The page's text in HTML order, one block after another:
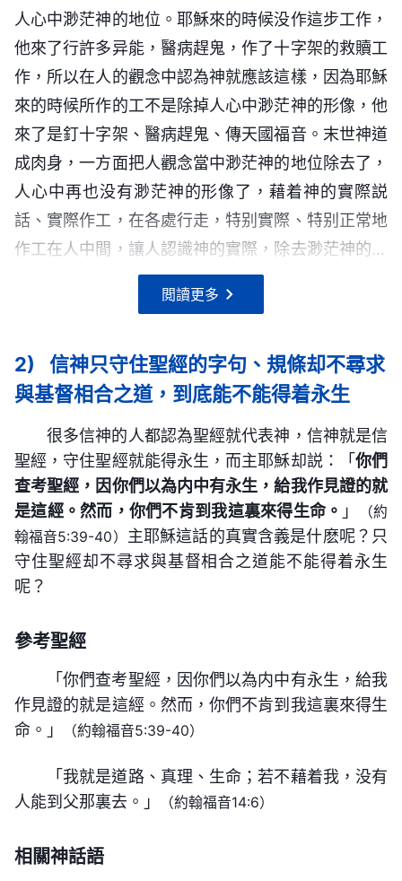
反省嗎？就不能使你領悟出其中的奥秘嗎？你能自己
將自己送到天上去見神嗎？没有神的來到你能將自己
帶入天堂與神同享天倫之樂嗎？現在你還在做夢嗎？
那我勸你，你這夢該停止了，你該看看現在是誰在作
工，現在是誰在作末世拯救人的工作，否則你就永遠
不能得着真理，永遠不能得着生命了。
的供應。基督末世來到是要向所有凡是真心相信他的
人來供應生命的，這工作是為了結束舊時代進入新時
代而有的工作，是所有進入新時代的人的必經之路，
你不能承認而且還定罪或褻瀆或加以逼迫，那你定規
就是永世都被焚燒的對象，是永遠不能進入神國中的
人。因為這基督本是聖靈的發表，是神的發表，是神
在地之工作的托付者，所以我説，你若不能接受末世
基督所作的一切，那你就是褻瀆聖靈的人，褻瀆聖靈
的人該有的報應那是每一個人都不言而喻的。我還要
告訴你，你若是抵擋了末世的基督，弃絶了末世的基
督，那你的後果是無人能替你承擔的，而且從此以後
也不能使你再見到神的面，因為你抵擋的不是一個
人，你弃絶的不是一個小小的人，而是基督，這樣的
後果你知道嗎？你做的事不是犯了一個小錯誤，而是
犯了彌天大罪。所以，我勸每一個人都不要在真理面
前張牙舞爪，信口雌黄，因為只有真理才能將生命帶
給你，除此以外没有什麽能使你得以復生再見神面
的。
人生前根本不明白生命的道，只是犯罪認罪、犯罪認
罪，并没有性情變化的路，恩典時代人就是這種情
形。人完全蒙拯救了嗎？没有！所以，那步工作作完
之後，還有一步審判刑罰的工作，這步就是藉着話語
來潔净人，來達到讓人有路可行，這步若再趕鬼那就
没有果效、没有意義了，因為人的罪性不能脱去，只
停止在罪得赦免這個基礎上。藉着贖罪祭人已經罪得
赦免了，因為十字架的工作已經結束，神已勝過撒
但，但是人的敗壞性情還在人裏面存在，人還能犯罪
抵擋神，神并没有得着人類。所以，這步工作用話語
來揭示人的敗壞性情，讓人按着合適的路去實行。這
大，因為現在是話語直接供應人的生命，讓人的性情
能够徹底更新，是一步更徹底的工作，所以説，末了
拯救人的經營計劃。
擋，還存着悖逆，只是經神的救贖回到了神的面前，
但人對神根本不認識，還能抵擋神、背叛神。人未經
救贖以前，已有許多撒但的毒素種到人裏面了，人經
過撒但敗壞幾千年，裏面已經有抵擋神的本性了，所
以人被救贖出來之後，只不過被贖回來了，就是用重
價將人買回來了，但人裏面的毒性并没有去掉，就這
樣的污穢的人還得經過變化才有資格事奉神。藉着這
一步審判刑罰的工作，使人對自己裏面污穢敗壞的實
質完全認識到，而且能够完全變化，成為被潔净的
這一切的工作都是為了讓人能够得潔净，讓人能够有
着潔净。這步工作與其説是拯救的工作，倒不如説是
潔净的工作。實際上，這步也是征服的工作，也是第
——《話・卷一 神的顯現與作工・道成肉身的奥秘
四》
人既信神就得步步緊跟神的脚踪，應做到「羔羊
無論走到哪裏我們都跟上去」，這才是真尋求真道的
人，才是認識聖靈作工的人。死守字句道理的人都是
被聖靈的作工淘汰的人。神在每一個時期都要開展新
的工作，在每一個時期都在人中間有新的開端，人若
只守住「耶和華是神」或「耶穌是基督」這些僅在一
個時代適應的真理，那人永遠都不會跟上聖靈的作
工，永遠不會得到聖靈的作工。無論神怎麽作工人都
能被聖靈淘汰呢？無論神如何作，只要人看準是聖靈
的作工，都一無挂慮地去配合聖靈的作工，去達到神
的要求，這樣，人又怎麽能受到懲罰呢？神的工作一
直不停止，他的脚步從來也不停止，他在未完成經營
工作以先總是在忙碌着，從不止步。而人就不同了：
得着一點點聖靈的作工就作為是永恒不變的；得着一
點點認識就不向前「追踪」神更新的作工了；看到一
點神的作工就急忙把神定規成一個特定的木頭人，認
也永遠是這樣；得着一點點淺薄的認識就得意忘形，
一步聖靈的作工以後，無論什麽樣的人再宣傳神新的
作工他都不會接受。這些人都是不能接受聖靈新工作
都是信神而又弃絶神的人。人都認為「以色列人只相
信耶和華而不相信耶穌」這是錯誤的，但絶大多數的
色，充當着「盼望彌賽亞歸來却抵擋稱為耶穌的彌賽
——《話・卷一 神的顯現與作工・神的作工與人的實
也造了以色列以外的所有的外邦，因此我是所有的受
造之物的主，只不過我以以色列為我工作的發源地，
以猶太、加利利作為我救贖工作的占據點，以外邦作
為我結束整個時代的根據地。我是在以色列作了兩步
工作（律法時代與恩典時代兩步工作），在以色列以
外的全地又作了兩步工作（恩典時代與國度時代），
呼我為耶穌基督，却并不知道我在末世又開闢了新的
人心中渺茫神的地位。耶穌來的時候没作這步工作，
他來了行許多异能，醫病趕鬼，作了十字架的救贖工
作，所以在人的觀念中認為神就應該這樣，因為耶穌
來的時候所作的工不是除掉人心中渺茫神的形像，他
來了是釘十字架、醫病趕鬼、傳天國福音。末世神道
成肉身，一方面把人觀念當中渺茫神的地位除去了，
人心中再也没有渺茫神的形像了，藉着神的實際説
話、實際作工，在各處行走，特别實際、特别正常地
作工在人中間，讓人認識神的實際，除去渺茫神的地
位；另一方面是藉着肉身的説話來作成人，成全一
切。這是神在末世要作成的工作。
——《話・卷一 神的顯現與作工・對神現時作工的認
在肉身中作工的最長之處就是能給跟隨他的人留
下準確的説話，留下準確的囑咐，留下他對人類準確
在肉身中的全部工作與他對全人類的心意傳給每一個
接受此道的人。在肉身中的神作工在人中間才真正實
現了神與人同在、同生活的事實，實現了人都看見神
的面、看見神的作工、聽見神的親口説話這個願望。
道成肉身的神結束了「只有耶和華的背影向人類顯
現」的時代，也結束了人類信仰渺茫神的時代，尤其
個更現實、更實際、更美好的時代，不僅結束了律
法、規條的時代，更重要的是，將實際的正常的神，
將公義的聖潔的神，將打開經營計劃工作的、展示人
類奥秘與歸宿的神，將創造人類的、結束經營工作的
茫的時代，結束了全人類欲尋求神面却不能的時代，
一個嶄新的時代，這些工作都是肉身中的神取代神的
——《話・卷一 神的顯現與作工・敗壞的人類更需要
「聖靈向衆教會所説的話，凡有耳的，就應當
閲讀更多
2)
信神只守住聖經的字句、規條却不尋求
與基督相合之道，到底能不能得着永生
很多信神的人都認為聖經就代表神，信神就是信
聖經，守住聖經就能得永生，而主耶穌却説：「 你們
查考聖經，因你們以為内中有永生，給我作見證的就
是這經。然而，你們不肯到我這裏來得生命。 」
（約
翰福音5:39-40） 主耶穌這話的真實含義是什麽呢？只
守住聖經却不尋求與基督相合之道能不能得着永生
呢？
參考聖經
「你們查考聖經，因你們以為内中有永生，給我
作見證的就是這經。然而，你們不肯到我這裏來得生
命。」
（約翰福音5:39-40）
「我就是道路、真理、生命；若不藉着我，没有
人能到父那裏去。」
（約翰福音14:6）
相關神話語